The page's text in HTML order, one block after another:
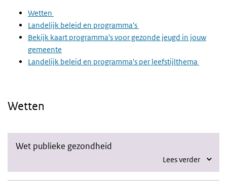
Wetten
Landelijk beleid en programma's
Bekijk kaart programma's voor gezonde jeugd in jouw
gemeente
Landelijk beleid en programma's per leefstijlthema
Wetten
Wet publieke gezondheid
Lees verder